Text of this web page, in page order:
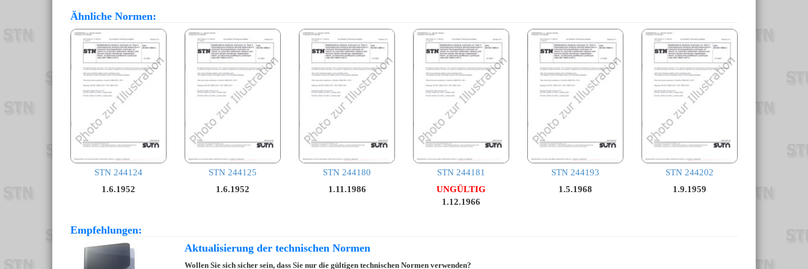
Ähnliche Normen:
STN 244124
1.6.1952
STN 244125
1.6.1952
STN 244180
1.11.1986
STN 244181
UNGÜLTIG
1.12.1966
STN 244193
1.5.1968
STN 244202
1.9.1959
Empfehlungen:
Aktualisierung der technischen Normen
Wollen Sie sich sicher sein, dass Sie nur die gültigen technischen Normen verwenden?